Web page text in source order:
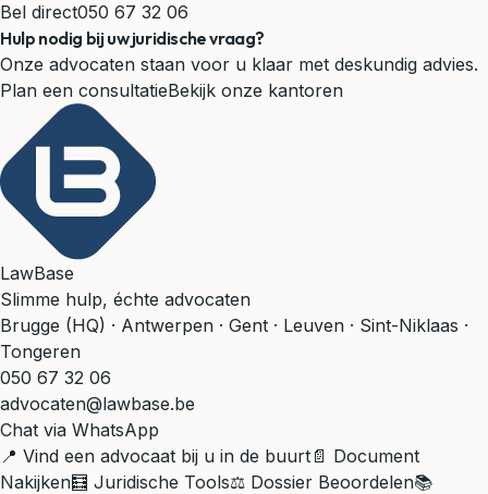
Bel direct050 67 32 06
Hulp nodig bij uw juridische vraag?
Onze advocaten staan voor u klaar met deskundig advies.
Plan een consultatieBekijk onze kantoren
LawBase
Slimme hulp, échte advocaten
Brugge (HQ) · Antwerpen · Gent · Leuven · Sint-Niklaas ·
Tongeren
050 67 32 06
advocaten@lawbase.be
Chat via WhatsApp
📍 Vind een advocaat bij u in de buurt 📄 Document
Nakijken🧮 Juridische Tools⚖️ Dossier Beoordelen📚